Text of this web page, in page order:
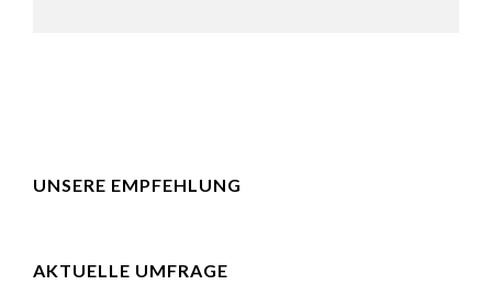
UNSERE EMPFEHLUNG
AKTUELLE UMFRAGE